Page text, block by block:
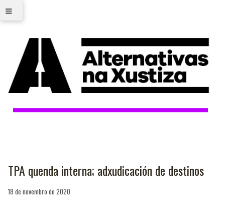
≡
TPA quenda interna; adxudicación de destinos
18 de novembro de 2020